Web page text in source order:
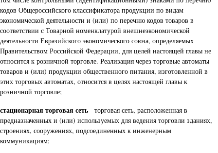
кодов Общероссийского классификатора продукции по видам
экономической деятельности и (или) по перечню кодов товаров в
соответствии с Товарной номенклатурой внешнеэкономической
деятельности Евразийского экономического союза, определяемых
Правительством Российской Федерации, для целей настоящей главы не
относится к розничной торговле. Реализация через торговые автоматы
товаров и (или) продукции общественного питания, изготовленной в
этих торговых автоматах, относится в целях настоящей главы к
розничной торговле;
стационарная торговая сеть - торговая сеть, расположенная в
предназначенных и (или) используемых для ведения торговли зданиях,
строениях, сооружениях, подсоединенных к инженерным
коммуникациям;